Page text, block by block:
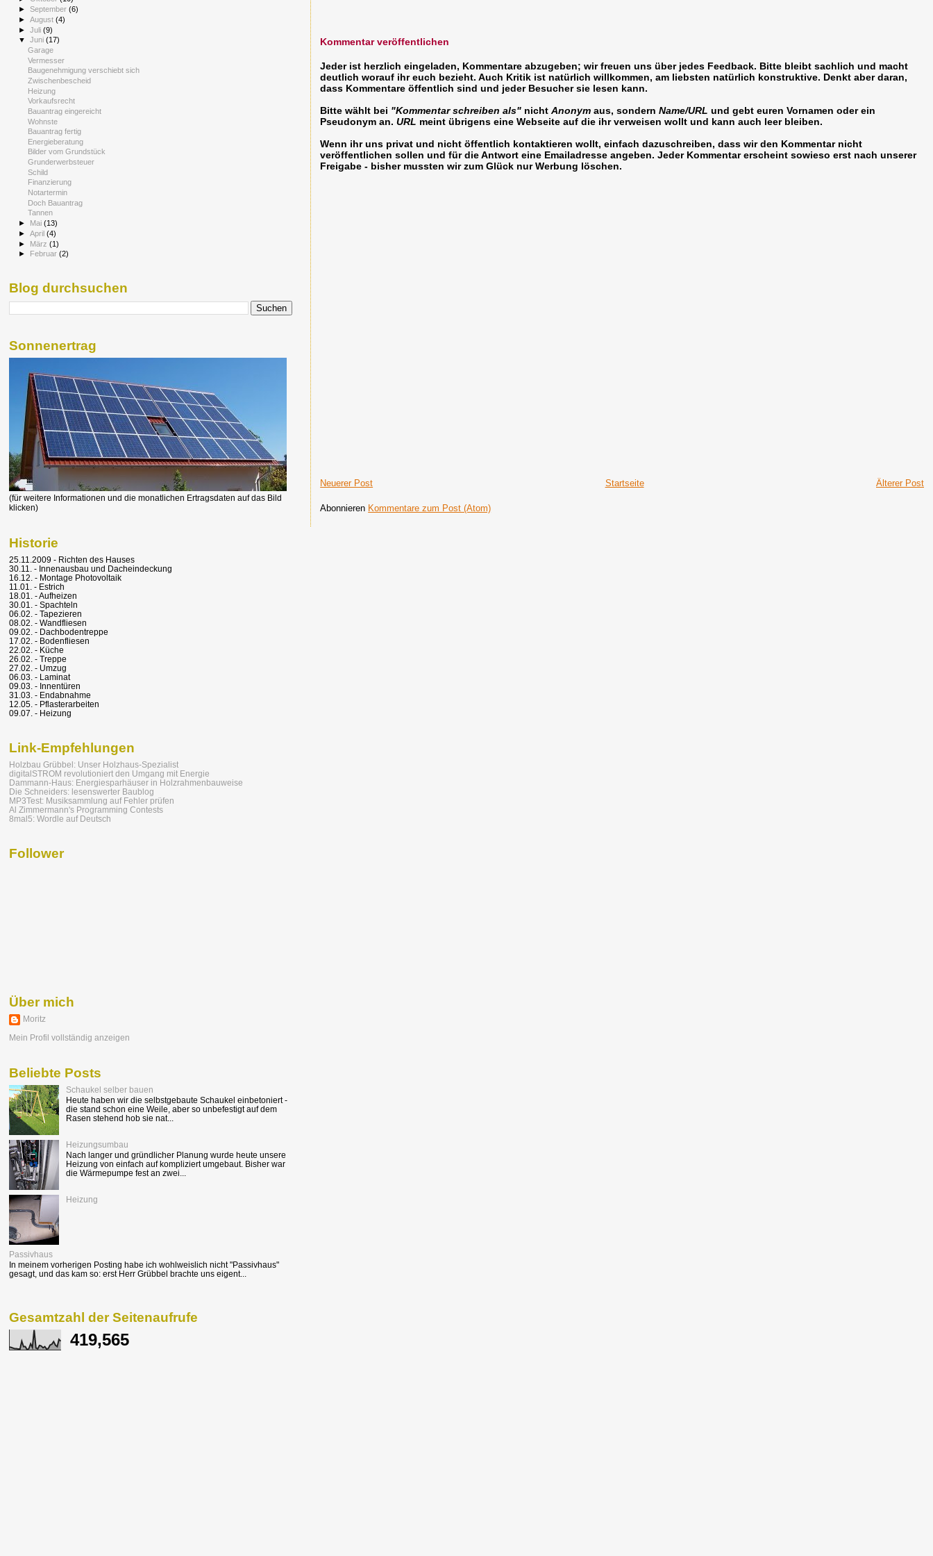
Kommentar veröffentlichen
Jeder ist herzlich eingeladen, Kommentare abzugeben; wir freuen uns über jedes Feedback. Bitte bleibt sachlich und macht
deutlich worauf ihr euch bezieht. Auch Kritik ist natürlich willkommen, am liebsten natürlich konstruktive. Denkt aber daran,
dass Kommentare öffentlich sind und jeder Besucher sie lesen kann.
Bitte wählt bei "Kommentar schreiben als" nichtAnonym aus, sondernName/URL und gebt euren Vornamen oder ein
Pseudonym an.URL meint übrigens eine Webseite auf die ihr verweisen wollt und kann auch leer bleiben.
Wenn ihr uns privat und nicht öffentlich kontaktieren wollt, einfach dazuschreiben, dass wir den Kommentar nicht
veröffentlichen sollen und für die Antwort eine Emailadresse angeben. Jeder Kommentar erscheint sowieso erst nach unserer
Freigabe - bisher mussten wir zum Glück nur Werbung löschen.
Neuerer Post Älterer Post
Startseite
Abonnieren Kommentare zum Post (Atom)
►September(6)
►August(4)
►Juli(9)
▼Juni(17)
Garage
Vermesser
Baugenehmigung verschiebt sich
Zwischenbescheid
Heizung
Vorkaufsrecht
Bauantrag eingereicht
Wohnste
Bauantrag fertig
Energieberatung
Bilder vom Grundstück
Grunderwerbsteuer
Schild
Finanzierung
Notartermin
Doch Bauantrag
Tannen
► Mai(13)
►April(4)
► März(1)
►
Februar(2)
Blog durchsuchen
Sonnenertrag
(für weitere Informationen und die monatlichen Ertragsdaten auf das Bild
klicken)
Historie
25.11.2009 - Richten des Hauses
30.11. - Innenausbau und Dacheindeckung
16.12. - Montage Photovoltaik
11.01. - Estrich
18.01. - Aufheizen
30.01. - Spachteln
06.02. - Tapezieren
08.02. - Wandfliesen
09.02. - Dachbodentreppe
17.02. - Bodenfliesen
22.02. - Küche
26.02. - Treppe
27.02. - Umzug
06.03. - Laminat
09.03. - Innentüren
31.03. - Endabnahme
12.05. - Pflasterarbeiten
09.07. - Heizung
Link-Empfehlungen
Holzbau Grübbel: Unser Holzhaus-Spezialist
digitalSTROM revolutioniert den Umgang mit Energie
Dammann-Haus: Energiesparhäuser in Holzrahmenbauweise
Die Schneiders: lesenswerter Baublog
MP3Test: Musiksammlung auf Fehler prüfen
Al Zimmermann's Programming Contests
8mal5: Wordle auf Deutsch
Follower
Über mich
Moritz
Mein Profil vollständig anzeigen
Beliebte Posts
Schaukel selber bauen
Heute haben wir die selbstgebaute Schaukel einbetoniert -
die stand schon eine Weile, aber so unbefestigt auf dem
Rasen stehend hob sie nat...
Heizungsumbau
Nach langer und gründlicher Planung wurde heute unsere
Heizung von einfach auf kompliziert umgebaut. Bisher war
die Wärmepumpe fest an zwei...
Heizung
Passivhaus
In meinem vorherigen Posting habe ich wohlweislich nicht "Passivhaus"
gesagt, und das kam so: erst Herr Grübbel brachte uns eigent...
Gesamtzahl der Seitenaufrufe
419,565